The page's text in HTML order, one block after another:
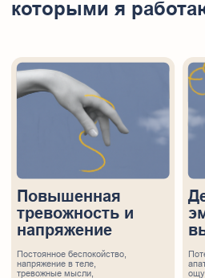
Повторяющиеся
сценарии в жизни
и отношениях
Замечаете, что сталкиваетесь с
одними и теми же проблемами ––
в партнёрстве, дружбе, на работе.
Трудности с
выражением
чувств
Сложно понять, что Вы